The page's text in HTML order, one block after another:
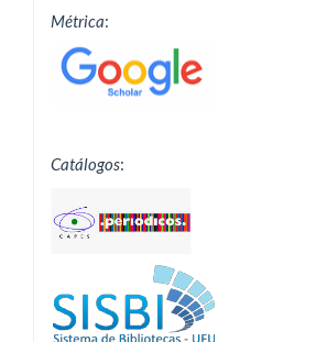
Métrica:
Catálogos: